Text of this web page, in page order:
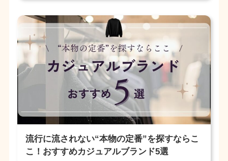
流行に流されない“本物の定番”を探すならこ
こ！おすすめカジュアルブランド5選